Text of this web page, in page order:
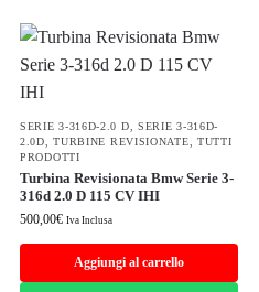
SERIE 3-316D-2.0 D ,SERIE 3-316D-
2.0D ,TURBINE REVISIONATE
TUTTI
PRODOTTI
Turbina Revisionata Bmw Serie 3-
316d 2.0 D 115 CV IHI
500,00€ Iva Inclusa
Aggiungi al carrello